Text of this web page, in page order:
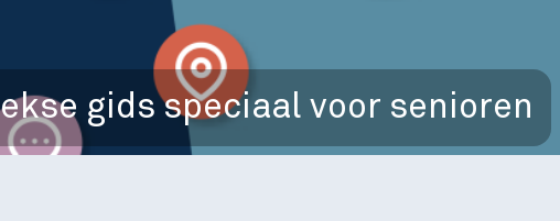
gids speciaal voor senioren